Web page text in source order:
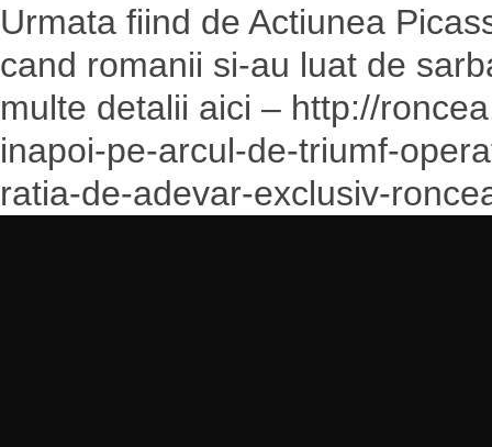
Urmata fiind de Actiunea
cand romanii si-au luat de
multe detalii aici – http://
inapoi-pe-arcul-de-triumf-
ratia-de-adevar-exclusiv-